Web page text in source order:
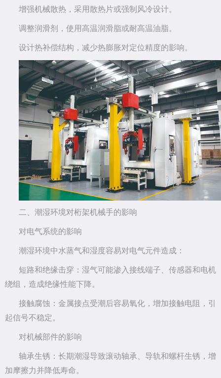
增强机械散热，采用散热片或强制风冷设计。
调整润滑剂，使用高温润滑脂或耐高温油脂。
设计热补偿结构，减少热膨胀对定位精度的影响。
二、潮湿环境对桁架机械手的影响
对电气系统的影响
潮湿环境中水蒸气和湿度容易对电气元件造成：
短路和绝缘击穿：湿气可能渗入接线端子、传感器和电机
绕组，造成绝缘性能下降。
接触腐蚀：金属接点受潮后容易氧化，增加接触电阻，引
起信号不稳定。
对机械部件的影响
轴承生锈：长期潮湿导致滚动轴承、导轨和螺杆生锈，增
加摩擦力并降低寿命。